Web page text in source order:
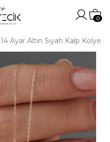
0
14 Ayar Altın Siyah Kalp Kolye